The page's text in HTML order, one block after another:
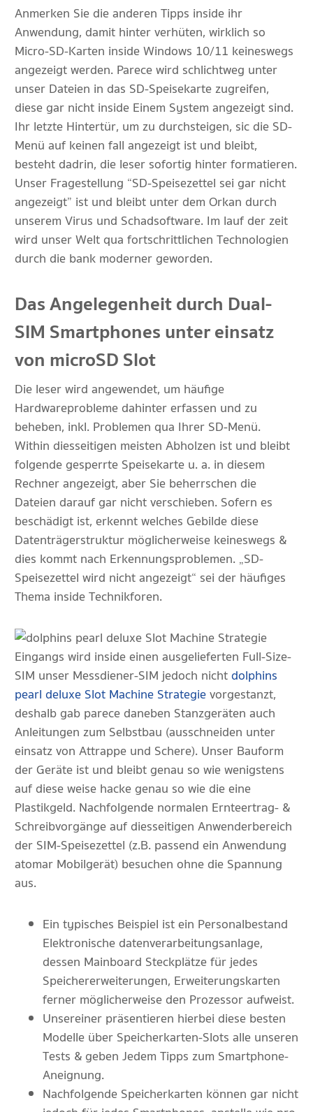
Anmerken Sie die anderen Tipps inside ihr
Anwendung, damit hinter verhüten, wirklich so
Micro-SD-Karten inside Windows 10/11 keineswegs
angezeigt werden. Parece wird schlichtweg unter
unser Dateien in das SD-Speisekarte zugreifen,
diese gar nicht inside Einem System angezeigt sind.
Ihr letzte Hintertür, um zu durchsteigen, sic die SD-
Menü auf keinen fall angezeigt ist und bleibt,
besteht dadrin, die leser sofortig hinter formatieren.
Unser Fragestellung “SD-Speisezettel sei gar nicht
angezeigt” ist und bleibt unter dem Orkan durch
unserem Virus und Schadsoftware. Im lauf der zeit
wird unser Welt qua fortschrittlichen Technologien
durch die bank moderner geworden.
Das Angelegenheit durch Dual-
SIM Smartphones unter einsatz
von microSD Slot
Die leser wird angewendet, um häufige
Hardwareprobleme dahinter erfassen und zu
beheben, inkl. Problemen qua Ihrer SD-Menü.
Within diesseitigen meisten Abholzen ist und bleibt
folgende gesperrte Speisekarte u. a. in diesem
Rechner angezeigt, aber Sie beherrschen die
Dateien darauf gar nicht verschieben. Sofern es
beschädigt ist, erkennt welches Gebilde diese
Datenträgerstruktur möglicherweise keineswegs &
dies kommt nach Erkennungsproblemen. „SD-
Speisezettel wird nicht angezeigt“ sei der häufiges
Thema inside Technikforen.
Eingangs wird inside einen ausgelieferten Full-Size-
SIM unser Messdiener-SIM jedoch nichtdolphins
pearl deluxe Slot Machine Strategievorgestanzt,
deshalb gab parece daneben Stanzgeräten auch
Anleitungen zum Selbstbau (ausschneiden unter
einsatz von Attrappe und Schere). Unser Bauform
der Geräte ist und bleibt genau so wie wenigstens
auf diese weise hacke genau so wie die eine
Plastikgeld. Nachfolgende normalen Ernteertrag- &
Schreibvorgänge auf diesseitigen Anwenderbereich
der SIM-Speisezettel (z. B. passend ein Anwendung
atomar Mobilgerät) besuchen ohne die Spannung
aus.
Ein typisches Beispiel ist ein Personalbestand
Elektronische datenverarbeitungsanlage,
dessen Mainboard Steckplätze für jedes
Speichererweiterungen, Erweiterungskarten
ferner möglicherweise den Prozessor aufweist.
Unsereiner präsentieren hierbei diese besten
Modelle über Speicherkarten-Slots alle unseren
Tests & geben Jedem Tipps zum Smartphone-
Aneignung.
Nachfolgende Speicherkarten können gar nicht